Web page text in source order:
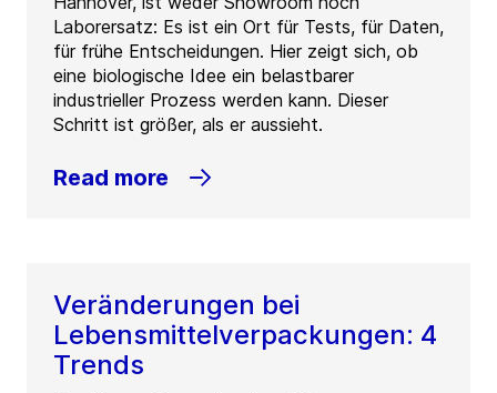
Laborersatz: Es ist ein Ort für Tests, für Daten,
für frühe Entscheidungen. Hier zeigt sich, ob
eine biologische Idee ein belastbarer
industrieller Prozess werden kann. Dieser
Schritt ist größer, als er aussieht.
Read more
Veränderungen bei
Lebensmittelverpackungen: 4
Trends